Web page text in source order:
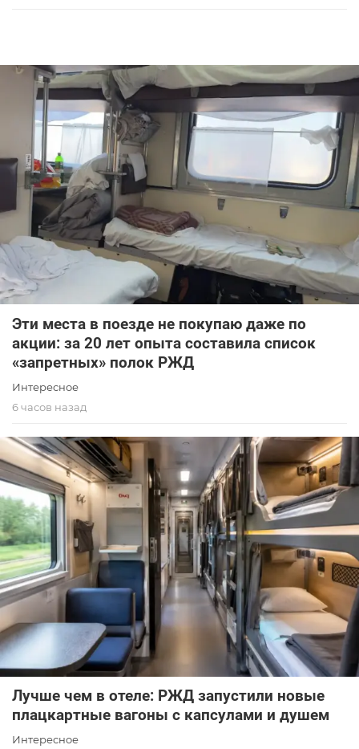
Эти места в поезде не покупаю даже по
акции: за 20 лет опыта составила список
«запретных» полок РЖД
Интересное
6 часов назад
Лучше чем в отеле: РЖД запустили новые
плацкартные вагоны с капсулами и душем
Интересное